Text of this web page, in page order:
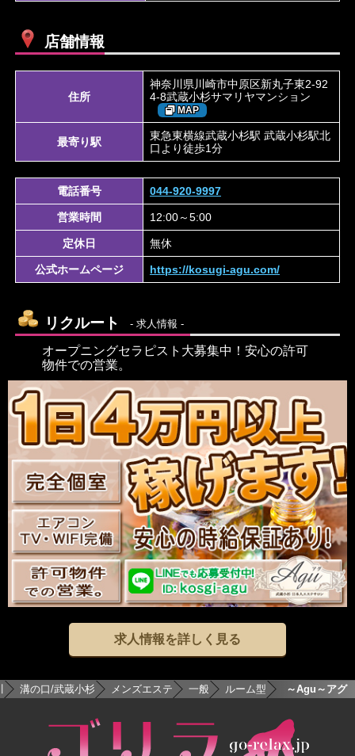
店舗情報
住所
神奈川県川崎市中原区新丸子東2-92
4-8武蔵小杉サマリヤマンション
MAP
最寄り駅
東急東横線武蔵小杉駅 武蔵小杉駅北
口より徒歩1分
電話番号 044-920-9997
営業時間 12:00～5:00
定休日 無休
公式ホームページ https://kosugi-agu.com/
リクルート - 求人情報 -
オープニングセラピスト大募集中！安心の許可
物件での営業。
求人情報を詳しく見る
Agu～アグ～
ルーム型
一般
メンズエステ
溝の口/武蔵小杉